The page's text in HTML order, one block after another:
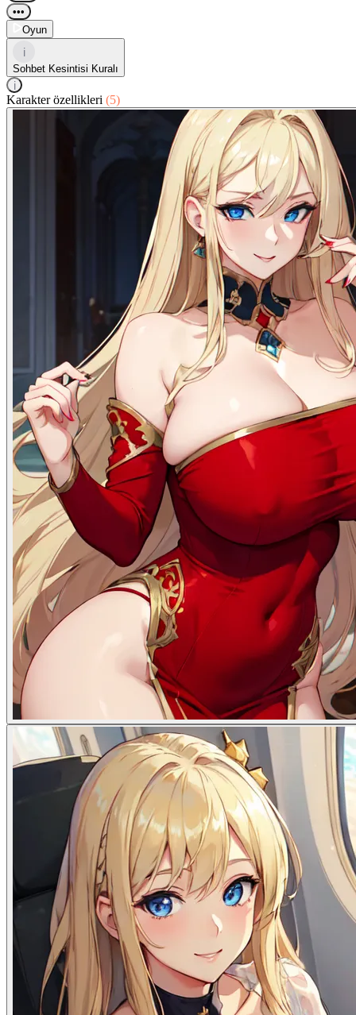
•••
Oyun
i
Sohbet Kesintisi Kuralı
i
Karakter özellikleri (5)